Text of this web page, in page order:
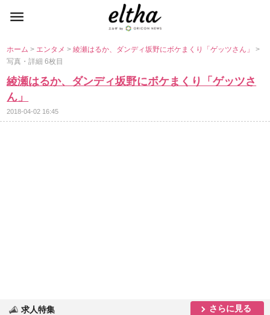
ホーム> エンタメ>綾瀬はるか、ダンディ坂野にボケまくり「ゲッツさん」>
写真・詳細 6枚目
綾瀬はるか、ダンディ坂野にボケまくり「ゲッツさ
ん」
2018-04-02 16:45
求人特集 さらに見る